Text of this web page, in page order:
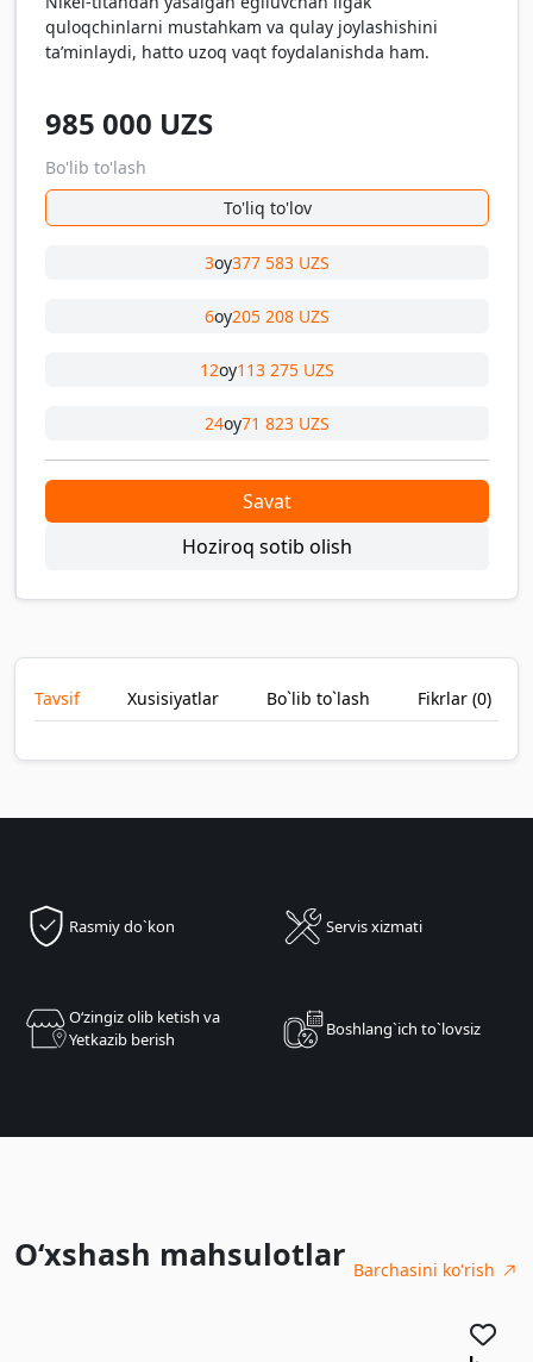
quloqchinlarni mustahkam va qulay joylashishini
ta’minlaydi, hatto uzoq vaqt foydalanishda ham.
985 000 UZS
Bo'lib to'lash
To'liq to'lov
3oy377 583 UZS
6oy205 208 UZS
12oy113 275 UZS
24oy71 823 UZS
Savat
Hoziroq sotib olish
Tavsif Xusisiyatlar Bo`lib to`lash Fikrlar (0)
Rasmiy do`kon Servis xizmati
Oʻzingiz olib ketish va
Yetkazib berish
Boshlang`ich to`lovsiz
O‘xshash mahsulotlar Barchasini ko'rish